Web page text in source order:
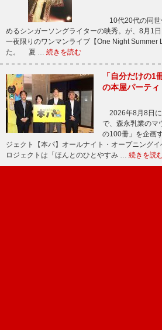
10代20代の同世
めるシンガーソングライターの映秀。が、8月1
一夜限りのワンマンライブ【One Night Summer
た。 夏 … 続きを読む
「自分だけの
の本屋パーティ
2026年8月8日に
で、森永乳業のマ
の100冊」を企画
ジェクト【本パ】オールナイト・オープニング
ロジェクトは「ほんとのひとやすみ … 続きを読